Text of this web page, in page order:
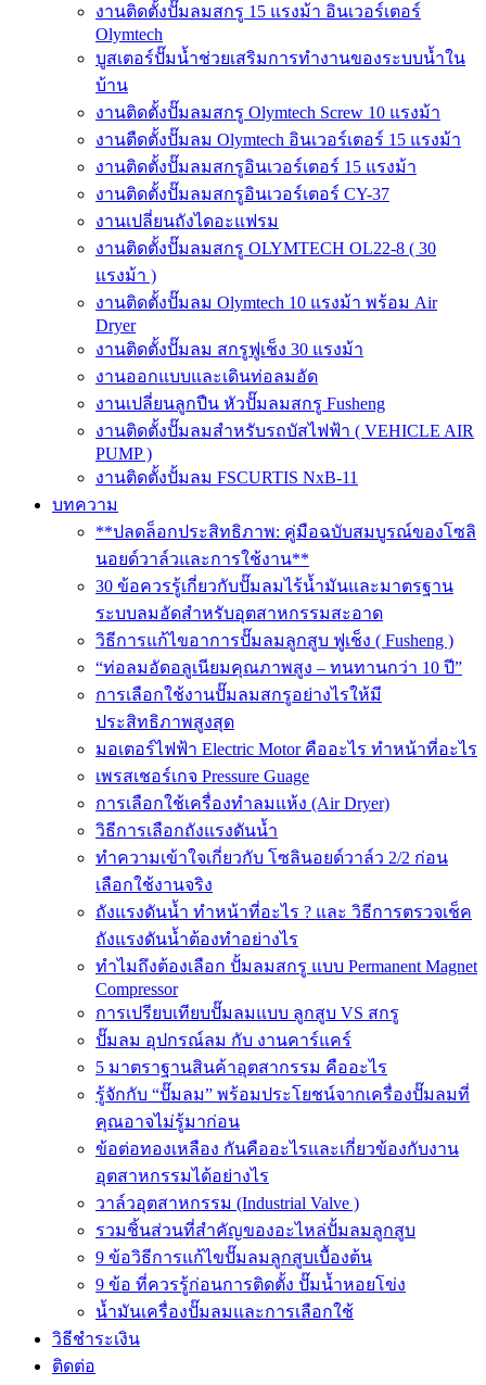
งานติดตั้งปั๊มลมสกรู 15 แรงม้า อินเวอร์เตอร์
Olymtech
บูสเตอร์ปั๊มน้ำช่วยเสริมการทำงานของระบบน้ำใน
บ้าน
งานติดตั้งปั๊มลมสกรู Olymtech Screw 10 แรงม้า
งานตืดตั้งปั๊มลม Olymtech อินเวอร์เตอร์ 15 แรงม้า
งานติดตั้งปั๊มลมสกรูอินเวอร์เตอร์ 15 แรงม้า
งานติดตั้งปั๊มลมสกรูอินเวอร์เตอร์ CY-37
งานเปลี่ยนถังไดอะแฟรม
งานติดตั้งปั๊มลมสกรู OLYMTECH OL22-8 ( 30
แรงม้า )
งานติดตั้งปั๊มลม Olymtech 10 แรงม้า พร้อม Air
Dryer
งานติดตั้งปั๊มลม สกรูฟูเช็ง 30 แรงม้า
งานออกแบบและเดินท่อลมอัด
งานเปลี่ยนลูกปืน หัวปั๊มลมสกรู Fusheng
งานติดตั้งปั๊มลมสำหรับรถบัสไฟฟ้า ( VEHICLE AIR
PUMP )
งานติดตั้งปั้มลม FSCURTIS NxB-11
บทความ
**ปลดล็อกประสิทธิภาพ: คู่มือฉบับสมบูรณ์ของโซลิ
นอยด์วาล์วและการใช้งาน**
30 ข้อควรรู้เกี่ยวกับปั๊มลมไร้น้ำมันและมาตรฐาน
ระบบลมอัดสำหรับอุตสาหกรรมสะอาด
วิธีการแก้ไขอาการปั๊มลมลูกสูบ ฟูเช็ง ( Fusheng )
“ท่อลมอัดอลูเนียมคุณภาพสูง – ทนทานกว่า 10 ปี”
การเลือกใช้งานปั๊มลมสกรูอย่างไรให้มี
ประสิทธิภาพสูงสุด
มอเตอร์ไฟฟ้า Electric Motor คืออะไร ทำหน้าที่อะไร
เพรสเชอร์เกจ Pressure Guage
การเลือกใช้เครื่องทำลมแห้ง (Air Dryer)
วิธีการเลือกถังแรงดันน้ำ
ทำความเข้าใจเกี่ยวกับ โซลินอยด์วาล์ว 2/2 ก่อน
เลือกใช้งานจริง
ถังแรงดันน้ำ ทำหน้าที่อะไร ? และ วิธีการตรวจเช็ค
ถังแรงดันน้ำต้องทำอย่างไร
ทำไมถึงต้องเลือก ปั้มลมสกรู แบบ Permanent Magnet
Compressor
การเปรียบเทียบปั๊มลมแบบ ลูกสูบ VS สกรู
ปั๊มลม อุปกรณ์ลม กับ งานคาร์แคร์
5 มาตราฐานสินค้าอุตสากรรม คืออะไร
รู้จักกับ “ปั๊มลม” พร้อมประโยชน์จากเครื่องปั๊มลมที่
คุณอาจไม่รู้มาก่อน
ข้อต่อทองเหลือง กันคืออะไรและเกี่ยวข้องกับงาน
อุตสาหกรรมได้อย่างไร
วาล์วอุตสาหกรรม (Industrial Valve )
รวมชิ้นส่วนที่สำคัญของอะไหล่ปั้มลมลูกสูบ
9 ข้อวิธีการแก้ไขปั๊มลมลูกสูบเบื้องต้น
9 ข้อ ที่ควรรู้ก่อนการติดตั้ง ปั๊มน้ำหอยโข่ง
น้ำมันเครื่องปั๊มลมและการเลือกใช้
วิธีชำระเงิน
ติดต่อ